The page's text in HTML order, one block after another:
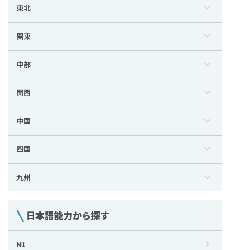
東北
関東
中部
関西
中国
四国
九州
日本語能力から探す
N1